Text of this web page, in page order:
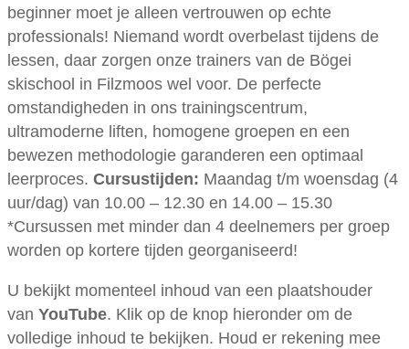
beginner moet je alleen vertrouwen op echte
professionals! Niemand wordt overbelast tijdens de
lessen, daar zorgen onze trainers van de Bögei
skischool in Filzmoos wel voor. De perfecte
omstandigheden in ons trainingscentrum,
ultramoderne liften, homogene groepen en een
bewezen methodologie garanderen een optimaal
leerproces. Cursustijden: Maandag t/m woensdag (4
uur/dag) van 10.00 – 12.30 en 14.00 – 15.30
*Cursussen met minder dan 4 deelnemers per groep
worden op kortere tijden georganiseerd!
U bekijkt momenteel inhoud van een plaatshouder
van YouTube. Klik op de knop hieronder om de
volledige inhoud te bekijken. Houd er rekening mee